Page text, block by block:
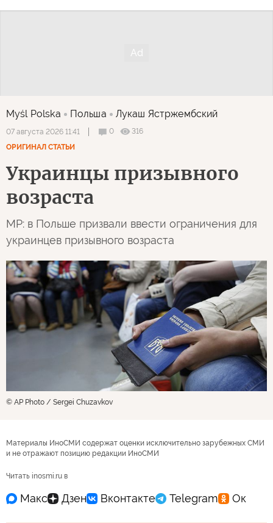
Myśl Polska Польша Лукаш Ястржембский
07 августа 2026 11:41 0
316
ОРИГИНАЛ СТАТЬИ
Украинцы призывного
возраста
MP: в Польше призвали ввести ограничения для
украинцев призывного возраста
© AP Photo / Sergei Chuzavkov
Материалы ИноСМИ содержат оценки исключительно зарубежных СМИ
и не отражают позицию редакции ИноСМИ
Читать inosmi.ru в